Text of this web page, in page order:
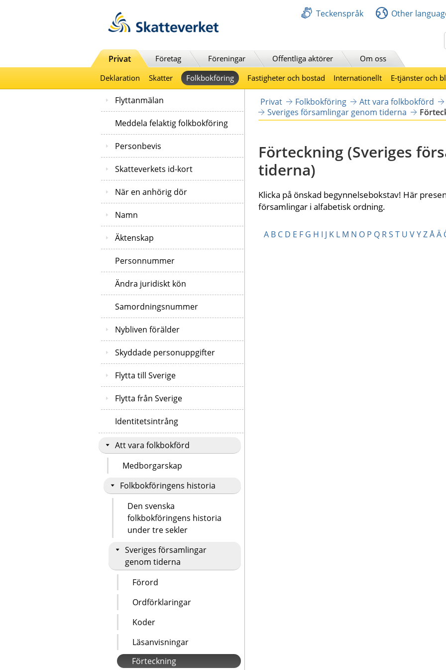
Teckenspråk Other
Privat Företag Föreningar Offentliga aktörer
Om oss
Deklaration
Skatter Folkbokföring Fastigheter och bostad Internationellt E-tjänster och
Flyttanmälan
Meddela felaktig folkbokföring
Personbevis
Skatteverkets id-kort
När en anhörig dör
Namn
Äktenskap
Personnummer
Ändra juridiskt kön
Samordningsnummer
Nybliven förälder
Skyddade personuppgifter
Flytta till Sverige
Flytta från Sverige
Identitetsintrång
Att vara folkbokförd
Medborgarskap
Folkbokföringens historia
Den svenska
folkbokföringens historia
under tre sekler
Sveriges församlingar
genom tiderna
Förord
Ordförklaringar
Koder
Läsanvisningar
Förteckning
Privat Folkbokföring
Att vara folkbokförd
Sveriges församlingar genom tiderna
Förteckning (Sveriges
tiderna)
Klicka på önskad begynnelsebokstav! Här
församlingar i alfabetisk ordning.
A B C D E F G H I J K L M N O P Q R S T U V Y Z Å Ä